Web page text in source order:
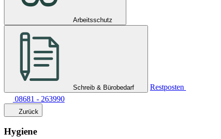
Arbeitsschutz
Schreib & Bürobedarf
Restposten
08681 - 263990
Zurück
Hygiene